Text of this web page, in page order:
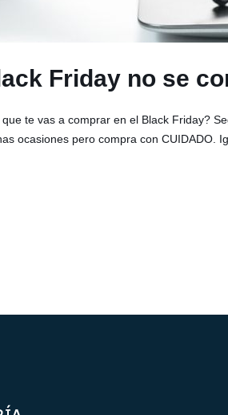
Friday no se
te vas a comprar en el Black Friday?
ocasiones pero compra con CUIDADO.